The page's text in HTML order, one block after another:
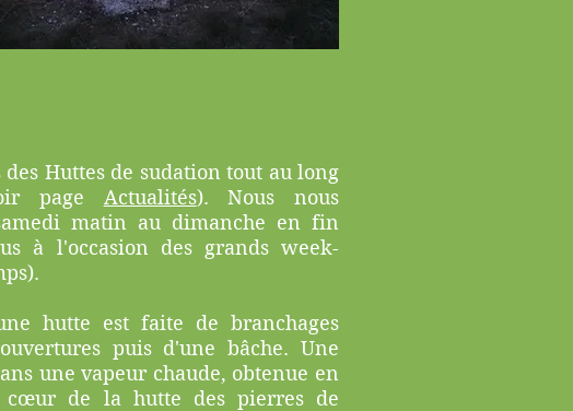
des Huttes de sudation tout au long
page Actualités). Nous nous
matin au dimanche en fin
à l'occasion des grands week-
hutte est faite de branchages
puis d'une bâche. Une
une vapeur chaude, obtenue en
cœur de la hutte des pierres de